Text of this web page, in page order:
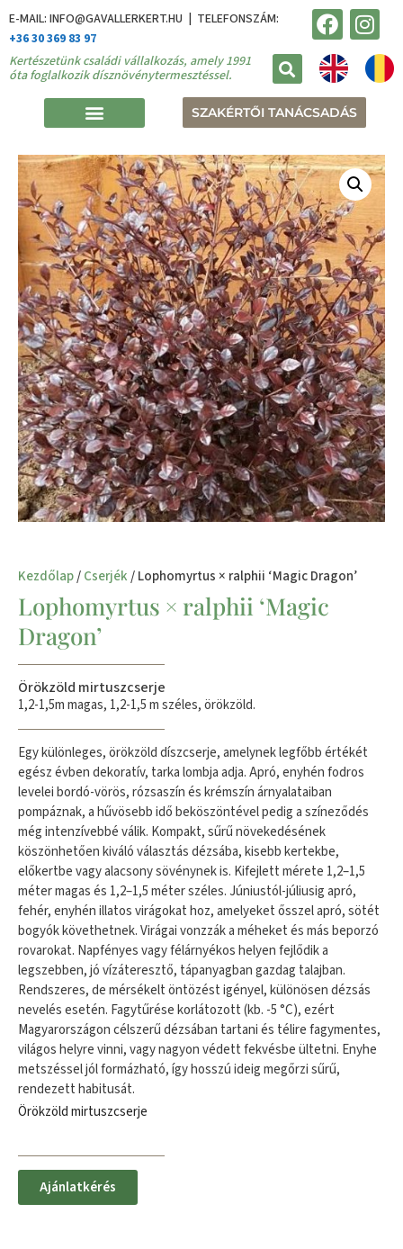
E-MAIL: INFO@GAVALLERKERT.HU | TELEFONSZÁM:
+36 30 369 83 97
Kertészetünk családi vállalkozás, amely 1991
óta foglalkozik dísznövénytermesztéssel.
SZAKÉRTŐI TANÁCSADÁS
Kezdőlap/Cserjék/ Lophomyrtus × ralphii ‘Magic Dragon’
Lophomyrtus × ralphii ‘Magic
Dragon’
Örökzöld mirtuszcserje
1,2-1,5m magas, 1,2-1,5 m széles, örökzöld.
​Egy különleges, örökzöld díszcserje, amelynek legfőbb értékét
egész évben dekoratív, tarka lombja adja. Apró, enyhén fodros
levelei bordó​-vörös, rózsaszín és krém​szín árnyalataiban
pompáznak, a hűvösebb idő beköszöntével pedig a színeződés
még intenzívebbé válik. Kompakt, sűrű növekedésének
köszönhetően kiváló választás dézsába, kisebb kertekbe,
előkertbe vagy alacsony sövénynek is.​ Kifejlett mérete 1,2–1,5
méter magas és 1,2–1,5 méter széles. Júniustól​-júliusig apró,
fehér, enyhén illatos virágokat hoz, amelyeket ősszel apró, sötét
bogyók követhetnek. Virágai vonzzák a méheket és más beporzó
rovarokat.​ Napfényes vagy félárnyékos helyen fejlődik a
legszebben, jó vízáteresztő, tápanyagban gazdag talajban.​
Rendszeres, de mérsékelt öntözést igényel, különösen dézsás
nevelés esetén. Fagytűrése korlátozott (kb. -5 °C), ezért
Magyarországon célszerű dézsában tartani és télire fagymentes,
világos helyre vinni, vagy nagyon védett fekvésbe ültetni. Enyhe
metszéssel jól formázható, így hosszú ideig megőrzi sűrű,
rendezett habitusát.
Örökzöld mirtuszcserje
Ajánlatkérés